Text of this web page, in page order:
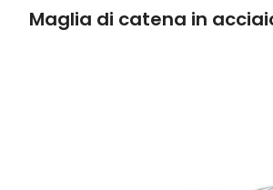
Maglia di catena in